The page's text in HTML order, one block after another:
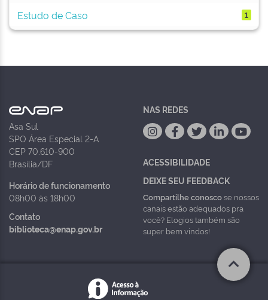
Estudo de Caso
1
Asa Sul
SPO Área Especial 2-A
CEP 70.610-900
Brasília/DF
Horário de funcionamento
08h00 às 18h00
Contato
biblioteca@enap.gov.br
NAS REDES
ACESSIBILIDADE
DEIXE SEU FEEDBACK
Compartilhe conoscose nossos
canais estão adequados pra
você? Elogios também são
super bem vindos!